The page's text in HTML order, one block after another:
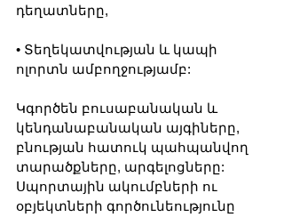
դեղատները,
• Տեղեկատվության և կապի
ոլորտն ամբողջությամբ:
Կգործեն բուսաբանական և
կենդանաբանական այգիները,
բնության հատուկ պահպանվող
տարածքները, արգելոցները:
Սպորտային ակումբների ու
օբյեկտների գործունեությունը